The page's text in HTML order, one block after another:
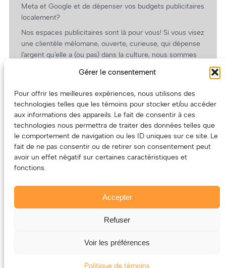
Gérer le consentement
Pour offrir les meilleures expériences, nous utilisons des
technologies telles que les témoins pour stocker et/ou accéder
aux informations des appareils. Le fait de consentir à ces
technologies nous permettra de traiter des données telles que
le comportement de navigation ou les ID uniques sur ce site. Le
fait de ne pas consentir ou de retirer son consentement peut
avoir un effet négatif sur certaines caractéristiques et
fonctions.
Accepter
Refuser
Voir les préférences
Politique de témoins
Meta et Google et de dépenser vos budgets publicitaires
localement?
Nos espaces publicitaires sont là pour vous! Si vous visez
une clientèle mélomane, ouverte, curieuse, qui dépense
l’argent qu’elle a (ou pas) dans la culture, nous sommes
revient.
(Oui, on va avoir des tarifs spéciaux pour vous, les
artistes!)
Le contenu (texte et photos) appartient à ses créatrices et